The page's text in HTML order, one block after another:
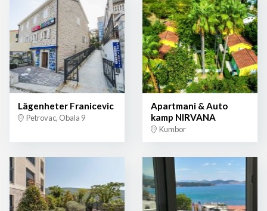
Lägenheter Franicevic
Petrovac, Obala 9
Apartmani & Auto
kamp NIRVANA
Kumbor